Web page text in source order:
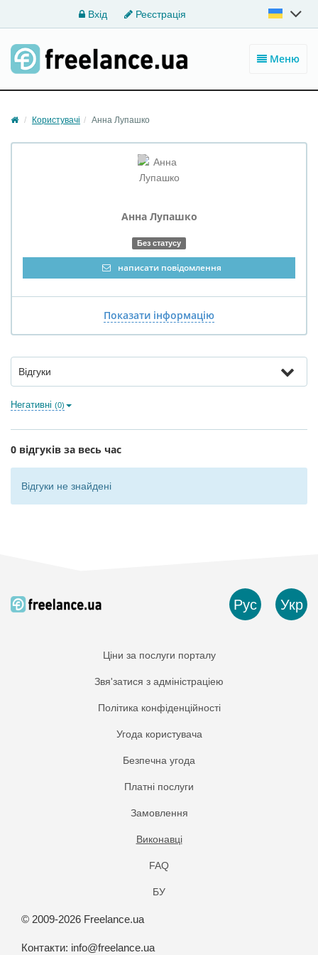
Вхід Реєстрація
Меню
Користувачі Анна Лупашко
Анна Лупашко
Без статусу
написати повідомлення
Показати інформацію
Відгуки
Негативні (0)
0 відгуків за весь час
Відгуки не знайдені
Рус Укр
Ціни за послуги порталу
Звя'затися з адміністраціею
Політика конфіденційності
Угода користувача
Безпечна угода
Платнi послуги
Замовлення
Виконавці
FAQ
БУ
© 2009-2026 Freelance.ua
Контакти: info@freelance.ua